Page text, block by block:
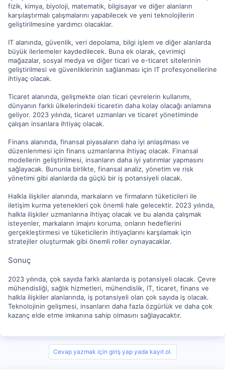
fizik, kimya, biyoloji, matematik, bilgisayar ve diğer alanların
karşılaştırmalı çalışmalarını yapabilecek ve yeni teknolojilerin
geliştirilmesine yardımcı olacaklar.
IT alanında, güvenlik, veri depolama, bilgi işlem ve diğer alanlarda
büyük ilerlemeler kaydedilecek. Buna ek olarak, çevrimiçi
mağazalar, sosyal medya ve diğer ticari ve e-ticaret sitelerinin
geliştirilmesi ve güvenliklerinin sağlanması için IT profesyonellerine
ihtiyaç olacak.
Ticaret alanında, gelişmekte olan ticari çevrelerin kullanımı,
dünyanın farklı ülkelerindeki ticaretin daha kolay olacağı anlamına
geliyor. 2023 yılında, ticaret uzmanları ve ticaret yönetiminde
çalışan insanlara ihtiyaç olacak.
Finans alanında, finansal piyasaların daha iyi anlaşılması ve
düzenlenmesi için finans uzmanlarına ihtiyaç olacak. Finansal
modellerin geliştirilmesi, insanların daha iyi yatırımlar yapmasını
sağlayacak. Bununla birlikte, finansal analiz, yönetim ve risk
yönetimi gibi alanlarda da güçlü bir iş potansiyeli olacak.
Halkla ilişkiler alanında, markaların ve firmaların tüketicileri ile
iletişim kurma yetenekleri çok önemli hale gelecektir. 2023 yılında,
halkla ilişkiler uzmanlarına ihtiyaç olacak ve bu alanda çalışmak
isteyenler, markaların imajını koruma, onların hedeflerini
gerçekleştirmesi ve tüketicilerin ihtiyaçlarını karşılamak için
stratejiler oluşturmak gibi önemli roller oynayacaklar.
Sonuç
2023 yılında, çok sayıda farklı alanlarda iş potansiyeli olacak. Çevre
mühendisliği, sağlık hizmetleri, mühendislik, IT, ticaret, finans ve
halkla ilişkiler alanlarında, iş potansiyeli olan çok sayıda iş olacak.
Teknolojinin gelişmesi, insanların daha fazla özgürlük ve daha çok
kazanç elde etme imkanına sahip olmasını sağlayacaktır.
Cevap yazmak için giriş yap yada kayıt ol.